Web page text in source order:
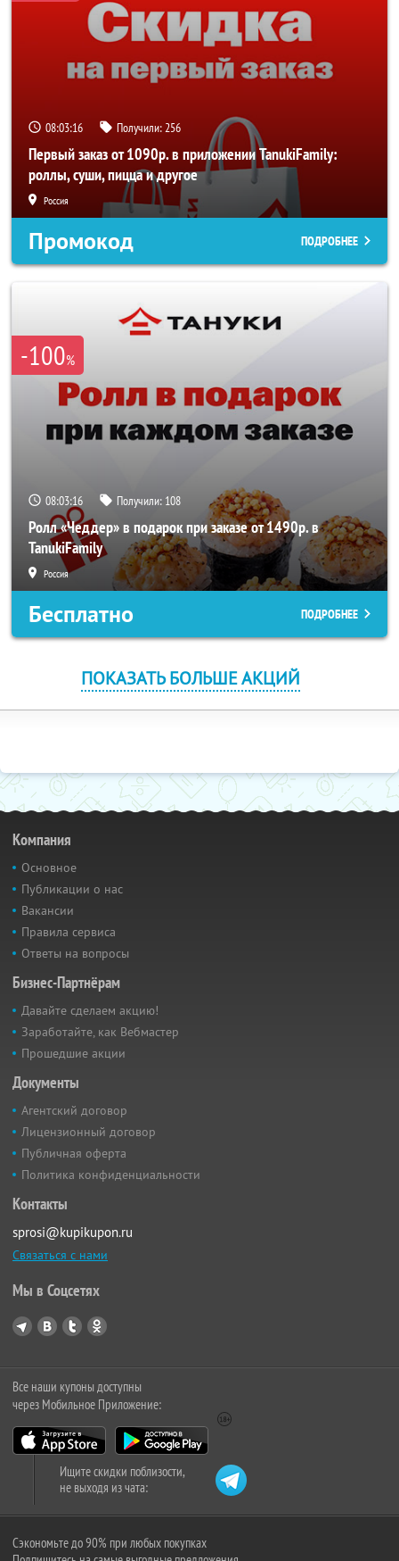
08:03:16 Получили:256
Первый заказ от 1090р. в приложении TanukiFamily:
роллы, суши, пицца и другое
Россия
Промокод ПОДРОБНЕЕ
-100%
08:03:16 Получили: 108
Ролл «Чеддер» в подарок при заказе от 1490р. в
TanukiFamily
Россия
Бесплатно ПОДРОБНЕЕ
ПОКАЗАТЬ БОЛЬШЕ АКЦИЙ
Компания
Основное
Публикации о нас
Вакансии
Правила сервиса
Ответы на вопросы
Бизнес-Партнёрам
Давайте сделаем акцию!
Заработайте, как Вебмастер
Прошедшие акции
Документы
Агентский договор
Лицензионный договор
Публичная оферта
Политика конфиденциальности
Контакты
sprosi@kupikupon.ru
Связаться с нами
Мы в Соцсетях
Все наши купоны доступны
через Мобильное Приложение:
Ищите скидки поблизости,
не выходя из чата:
Сэкономьте до 90% при любых покупках